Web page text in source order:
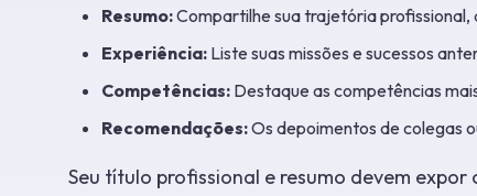
Resumo:Compartilhe sua trajetória
Experiência: Liste suas missões e sucessos
Competências: Destaque as competências
Recomendações:Os depoimentos de colegas
Seu título profissional e resumo devem